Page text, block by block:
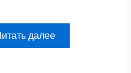
далее